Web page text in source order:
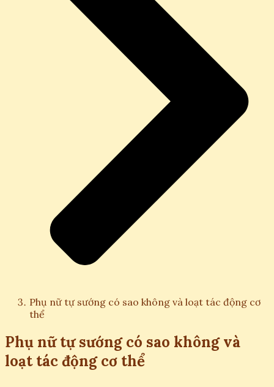
Phụ nữ tự sướng có sao không và loạt tác động cơ
thể
Phụ nữ tự sướng có sao không và
loạt tác động cơ thể